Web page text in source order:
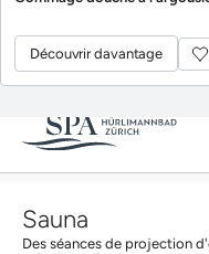
Découvrir davantage
Prix
Sauna